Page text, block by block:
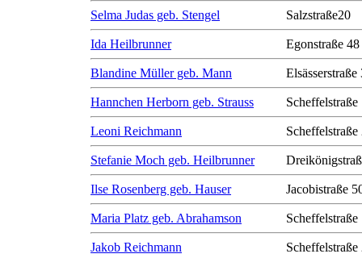
Selma Judas geb. Stengel Salzstraße20
Ida Heilbrunner Egonstraße 48
Blandine Müller geb. Mann Elsässerstraße
Hannchen Herborn geb. Strauss Scheffelstraße
Leoni Reichmann Scheffelstraße
Stefanie Moch geb. Heilbrunner
Ilse Rosenberg geb. Hauser Jacobistraße
Maria Platz geb. Abrahamson Scheffelstraße
Jakob Reichmann Scheffelstraße